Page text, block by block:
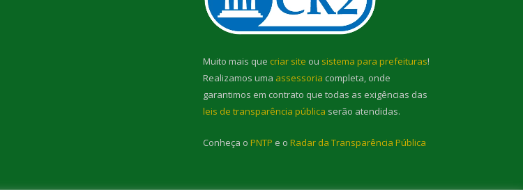
Muito mais que criar site ou sistema para prefeituras!
Realizamos uma assessoria completa, onde
garantimos em contrato que todas as exigências das
leis de transparência pública serão atendidas.
Conheça o PNTP e o Radar da Transparência Pública